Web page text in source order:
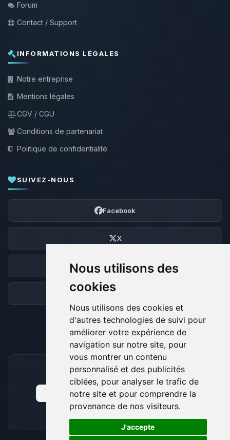
Nous utilisons des
cookies
Nous utilisons des cookies et
d'autres technologies de suivi pour
améliorer votre expérience de
navigation sur notre site, pour
vous montrer un contenu
personnalisé et des publicités
ciblées, pour analyser le trafic de
notre site et pour comprendre la
provenance de nos visiteurs.
J'accepte
Forum
Contact / Support
INFORMATIONS LÉGALES
Notre entreprise
Mentions légales
CGV / CGU
Conditions de partenariat
Politique de confidentialité
SUIVEZ-NOUS
Facebook
X
Discord
Forum
MOYENS DE PAIEMENT ACCEPTÉS
🍪